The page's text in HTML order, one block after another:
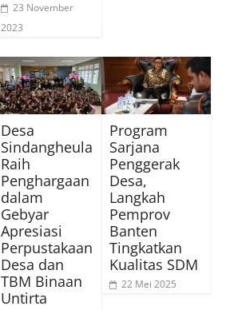
23 November
2023
Desa
Sindangheula
Raih
Penghargaan
dalam
Gebyar
Apresiasi
Perpustakaan
Desa dan
TBM Binaan
Untirta
Program
Sarjana
Penggerak
Desa,
Langkah
Pemprov
Banten
Tingkatkan
Kualitas SDM
22 Mei 2025